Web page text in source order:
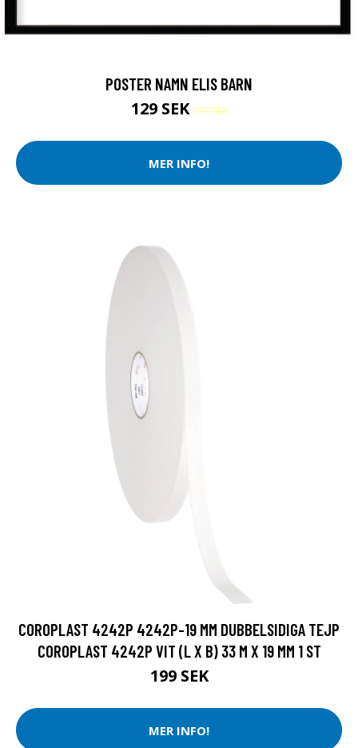
POSTER NAMN ELIS BARN
129 SEK139 SEK
MER INFO!
COROPLAST 4242P 4242P-19 MM DUBBELSIDIGA TEJP
COROPLAST 4242P VIT (L X B) 33 M X 19 MM 1 ST
199 SEK
MER INFO!